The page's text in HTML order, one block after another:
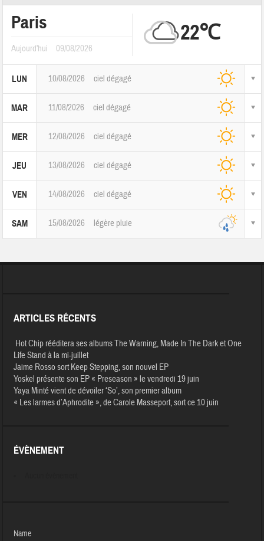
Paris
Aujourd'hui 09/08/2026
22℃
LUN 10/08/2026 ciel dégagé
MAR 11/08/2026 ciel dégagé
MER 12/08/2026 ciel dégagé
JEU 13/08/2026 ciel dégagé
VEN 14/08/2026 ciel dégagé
SAM 15/08/2026 légère pluie
ARTICLES RÉCENTS
Hot Chip rééditera ses albums The Warning, Made In The Dark et One
Life Stand à la mi-juillet
Jaime Rosso sort Keep Stepping, son nouvel EP
Yoskel présente son EP « Preseason » le vendredi 19 juin
Yaya Minté vient de dévoiler ‘So’, son premier album
« Les larmes d’Aphrodite », de Carole Masseport, sort ce 10 juin
ÉVÈNEMENT
Name